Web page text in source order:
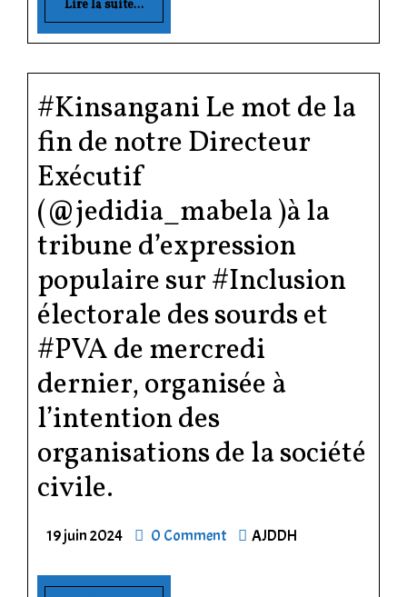
Lire la suite...
#Kinsangani Le mot de la
fin de notre Directeur
Exécutif
(@jedidia_mabela )à la
tribune d’expression
populaire sur #Inclusion
électorale des sourds et
#PVA de mercredi
dernier, organisée à
l’intention des
organisations de la société
civile.
19 juin 2024 0 Comment AJDDH